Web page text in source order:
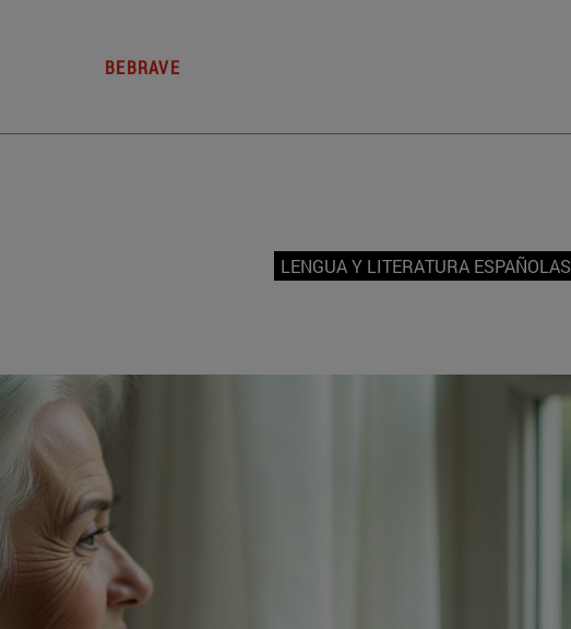
BEBRAVE
LENGUA Y LITERATURA ESPAÑOLAS